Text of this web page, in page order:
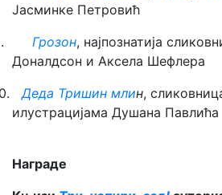
Јасминке Петровић
Грозон, најпознатија
Доналдсон и Аксела Шефлера
Деда Тришин млин,
илустрацијама Душана Павлића
Награде